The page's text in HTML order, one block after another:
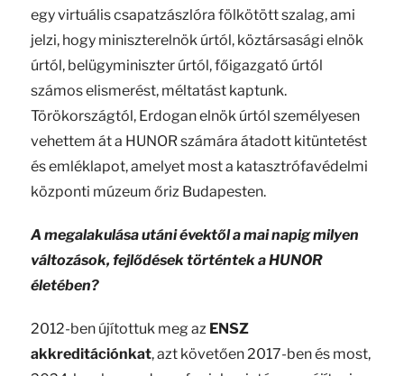
egy virtuális csapatzászlóra fölkötött szalag, ami
jelzi, hogy miniszterelnök úrtól, köztársasági elnök
úrtól, belügyminiszter úrtól, főigazgató úrtól
számos elismerést, méltatást kaptunk.
Törökországtól, Erdogan elnök úrtól személyesen
vehettem át a HUNOR számára átadott kitüntetést
és emléklapot, amelyet most a katasztrófavédelmi
központi múzeum őriz Budapesten.
A megalakulása utáni évektől a mai napig milyen
változások, fejlődések történtek a HUNOR
életében?
2012-ben újítottuk meg az ENSZ
akkreditációnkat, azt követően 2017-ben és most,